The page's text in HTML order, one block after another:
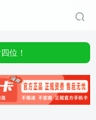
位！
位！